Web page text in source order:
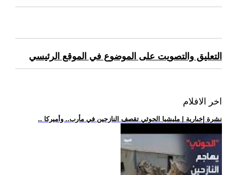
التعليق والتصويت على الموضوع في الموقع الرئيسي
اخر الافلام
.. نشرة إخبارية | مليشيا الحوثي تقصف النازحين في مأرب.. وأميركا